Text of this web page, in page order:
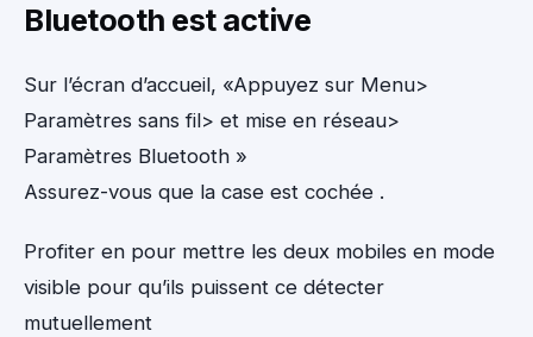
Bluetooth est active
Sur l’écran d’accueil, «Appuyez sur Menu>
Paramètres sans fil> et mise en réseau>
Paramètres Bluetooth »
Assurez-vous que la case est cochée .
Profiter en pour mettre les deux mobiles en mode
visible pour qu’ils puissent ce détecter
mutuellement